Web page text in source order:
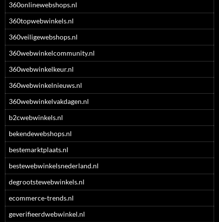
360onlinewebshops.nl
360topwebwinkels.nl
360veiligewebshops.nl
360webwinkelcommunity.nl
360webwinkelkeur.nl
360webwinkelnieuws.nl
360webwinkelvakdagen.nl
b2cwebwinkels.nl
bekendewebshops.nl
bestemarktplaats.nl
bestewebwinkelsnederland.nl
degrootstewebwinkels.nl
ecommerce-trends.nl
geverifieerdwebwinkel.nl